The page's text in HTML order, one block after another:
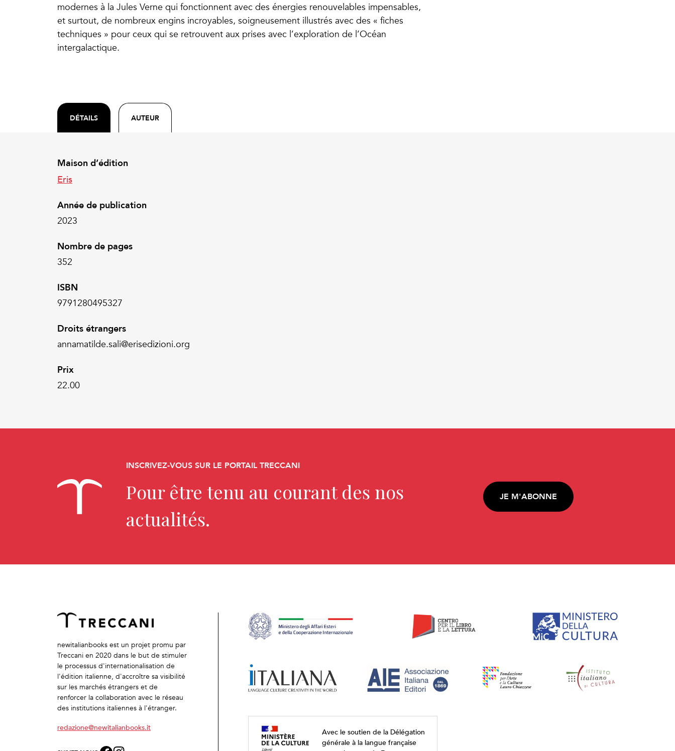
modernes à la Jules Verne qui fonctionnent avec des énergies renouvelables impensables,
et surtout, de nombreux engins incroyables, soigneusement illustrés avec des « fiches
techniques » pour ceux qui se retrouvent aux prises avec l’exploration de l’Océan
intergalactique.
DÉTAILS AUTEUR
Maison d’édition
Eris
Année de publication
2023
Nombre de pages
352
ISBN
9791280495327
Droits étrangers
annamatilde.sali@erisedizioni.org
Prix
22.00
INSCRIVEZ-VOUS SUR LE PORTAIL TRECCANI
Pour être tenu au courant des nos
actualités.
JE M'ABONNE
newitalianbooks est un projet promu par
Treccani en 2020 dans le but de stimuler
le processus d'internationalisation de
l'édition italienne, d'accroître sa visibilité
sur les marchés étrangers et de
renforcer la collaboration avec le réseau
des institutions italiennes à l'étranger.
redazione@newitalianbooks.it
Avec le soutien de la Délégation
générale à la langue française